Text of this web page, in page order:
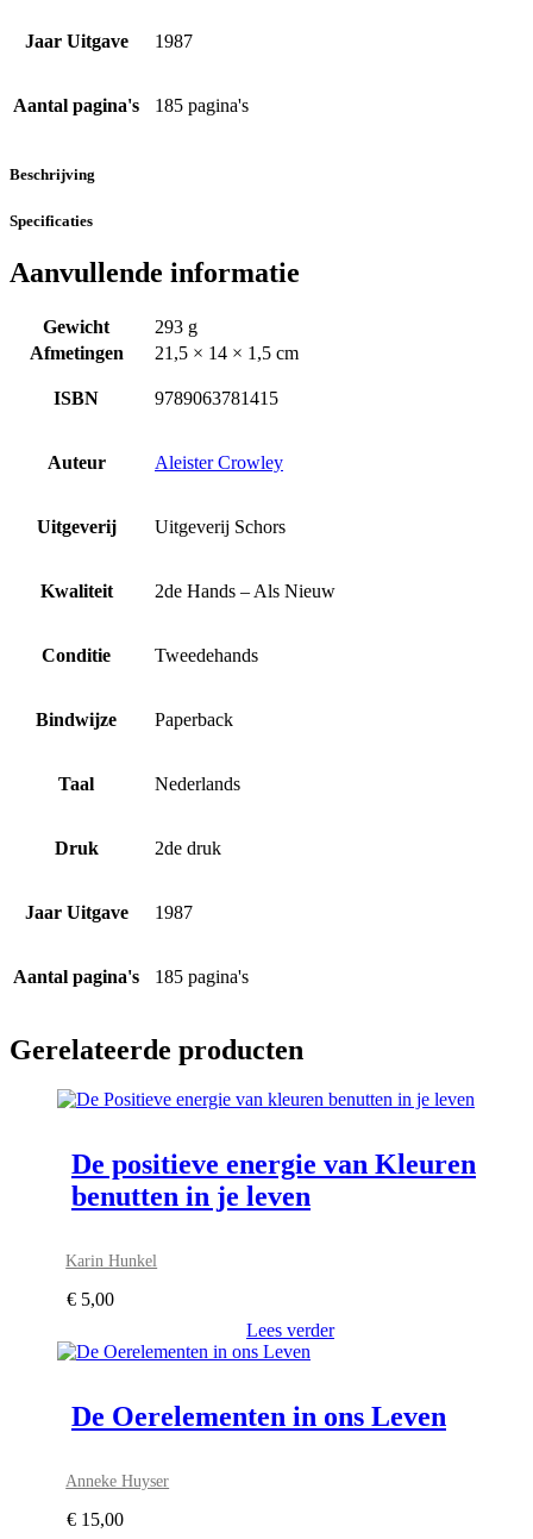
Jaar Uitgave 1987
Aantal pagina's 185 pagina's
Beschrijving
Specificaties
Aanvullende informatie
Gewicht
293 g
Afmetingen
21,5 × 14 × 1,5 cm
ISBN 9789063781415
Auteur Aleister Crowley
Uitgeverij Uitgeverij Schors
Kwaliteit 2de Hands – Als Nieuw
Conditie Tweedehands
Bindwijze Paperback
Taal Nederlands
Druk 2de druk
Jaar Uitgave 1987
Aantal pagina's 185 pagina's
Gerelateerde producten
De positieve energie van Kleuren
benutten in je leven
Karin Hunkel
€ 5,00
Lees verder
De Oerelementen in ons Leven
Anneke Huyser
€ 15,00